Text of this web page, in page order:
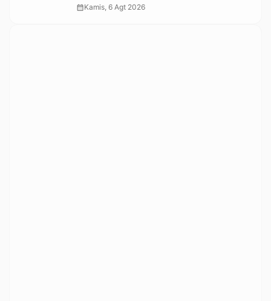
Jalan Penghubung Antar Lembang
calendar_monthKamis, 6 Agt 2026